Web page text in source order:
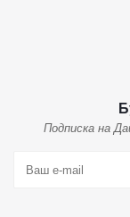
Подписка на